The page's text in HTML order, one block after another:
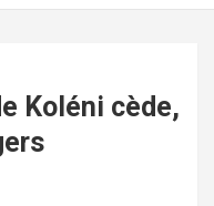
Koléni cède,